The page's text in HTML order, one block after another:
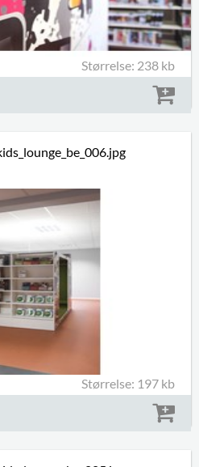
Størrelse: 238 kb
Størrelse: 197 kb